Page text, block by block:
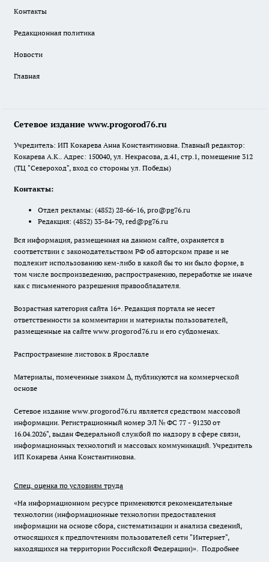
Контакты
Редакционная политика
Новости
Главная
Сетевое издание www.progorod76.ru
Учредитель: ИП Кокарева Анна Константиновна. Главный редактор:
Кокарева А.К.. Адрес: 150040, ул. Некрасова, д.41, стр.1, помещение 312
(ТЦ "Североход", вход со стороны ул. Победы)
Контакты:
Отдел рекламы: (4852) 28-66-16, pro@pg76.ru
Редакция: (4852) 33-84-79, red@pg76.ru
Вся информация, размещенная на данном сайте, охраняется в
соответствии с законодательством РФ об авторском праве и не
подлежит использованию кем-либо в какой бы то ни было форме, в
том числе воспроизведению, распространению, переработке не иначе
как с письменного разрешения правообладателя.
Возрастная категория сайта 16+. Редакция портала не несет
ответственности за комментарии и материалы пользователей,
размещенные на сайте www.progorod76.ru и его субдоменах.
Распространение листовок в Ярославле
Материалы, помеченные знаком ∆, публикуются на коммерческой
основе
Сетевое издание www.progorod76.ru является средством массовой
информации. Регистрационный номер ЭЛ № ФС 77 - 91230 от
16.04.2026", выдан Федеральной службой по надзору в сфере связи,
информационных технологий и массовых коммуникаций. Учредитель
ИП Кокарева Анна Константиновна.
Спец. оценка по условиям труда
«На информационном ресурсе применяются рекомендательные
технологии (информационные технологии предоставления
информации на основе сбора, систематизации и анализа сведений,
относящихся к предпочтениям пользователей сети "Интернет",
находящихся на территории Российской Федерации)». Подробнее